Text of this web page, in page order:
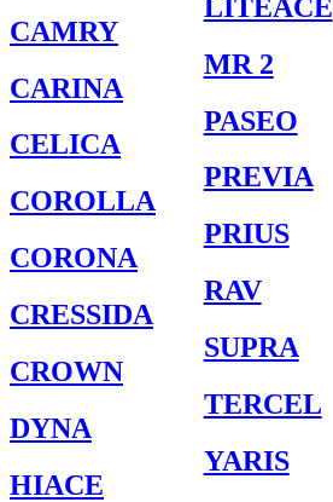
CAMRY
CARINA
CELICA
COROLLA
CORONA
CRESSIDA
CROWN
DYNA
HIACE
LITEACE
MR 2
PASEO
PREVIA
PRIUS
RAV
SUPRA
TERCEL
YARIS